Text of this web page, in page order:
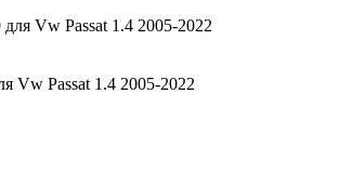
Vw Passat 1.4 2005-2022